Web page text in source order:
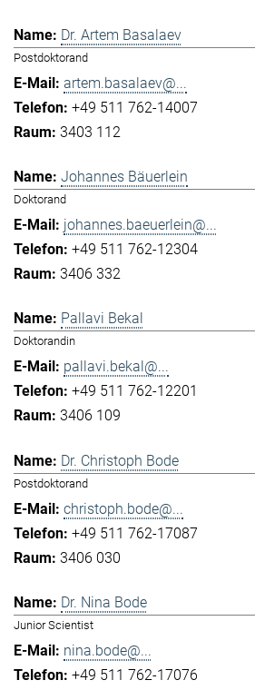
Dr. Artem Basalaev
Postdoktorand
artem.basalaev@...
+49 511 762-14007
3403 112
Johannes Bäuerlein
Doktorand
johannes.baeuerlein@...
+49 511 762-12304
3406 332
Pallavi Bekal
Doktorandin
pallavi.bekal@...
+49 511 762-12201
3406 109
Dr. Christoph Bode
Postdoktorand
christoph.bode@...
+49 511 762-17087
3406 030
Dr. Nina Bode
Junior Scientist
nina.bode@...
+49 511 762-17076